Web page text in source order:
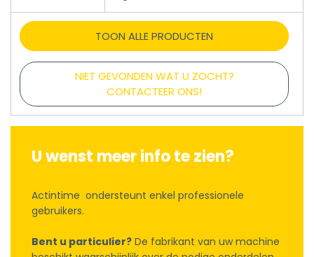
TOON ALLE PRODUCTEN
NIET GEVONDEN WAT U ZOCHT?
CONTACTEER ONS!
U wenst meer info te zien?
Actintime ondersteunt enkel professionele
gebruikers.
Bent u particulier? De fabrikant van uw machine